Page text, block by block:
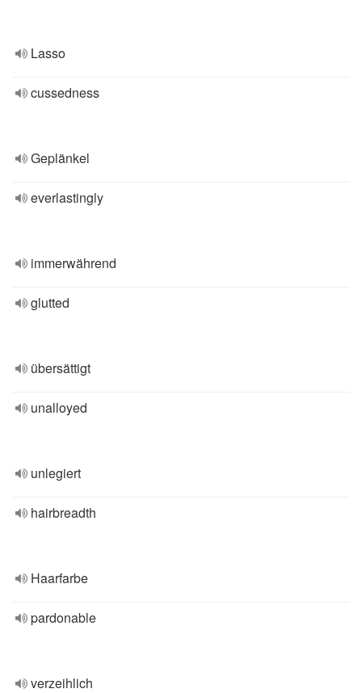
Lasso
cussedness
Geplänkel
everlastingly
immerwährend
glutted
übersättigt
unalloyed
unlegiert
hairbreadth
Haarfarbe
pardonable
verzeihlich